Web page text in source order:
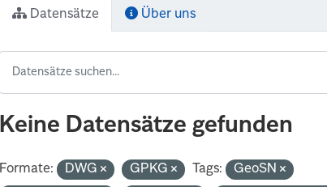
Datensätze Über uns
Keine Datensätze gefunden
Formate: DWG GPKG Tags:
GeoSN